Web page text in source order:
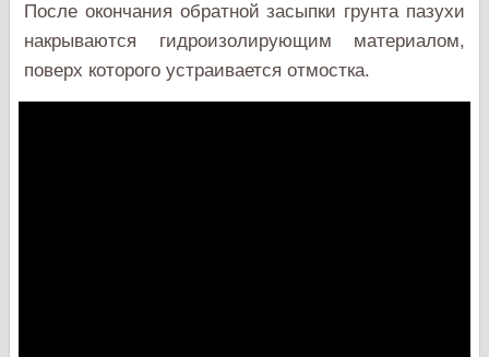
После окончания обратной засыпки грунта пазухи
накрываются гидроизолирующим материалом,
поверх которого устраивается отмостка.